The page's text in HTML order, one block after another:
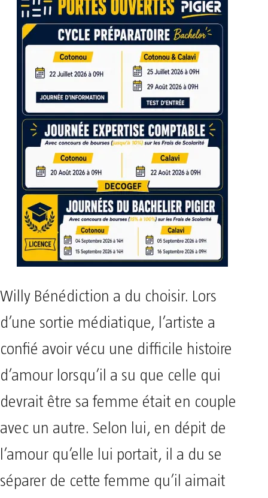
Willy Bénédiction a du choisir. Lors
d’une sortie médiatique, l’artiste a
confié avoir vécu une difficile histoire
d’amour lorsqu’il a su que celle qui
devrait être sa femme était en couple
avec un autre. Selon lui, en dépit de
l’amour qu’elle lui portait, il a du se
séparer de cette femme qu’il aimait